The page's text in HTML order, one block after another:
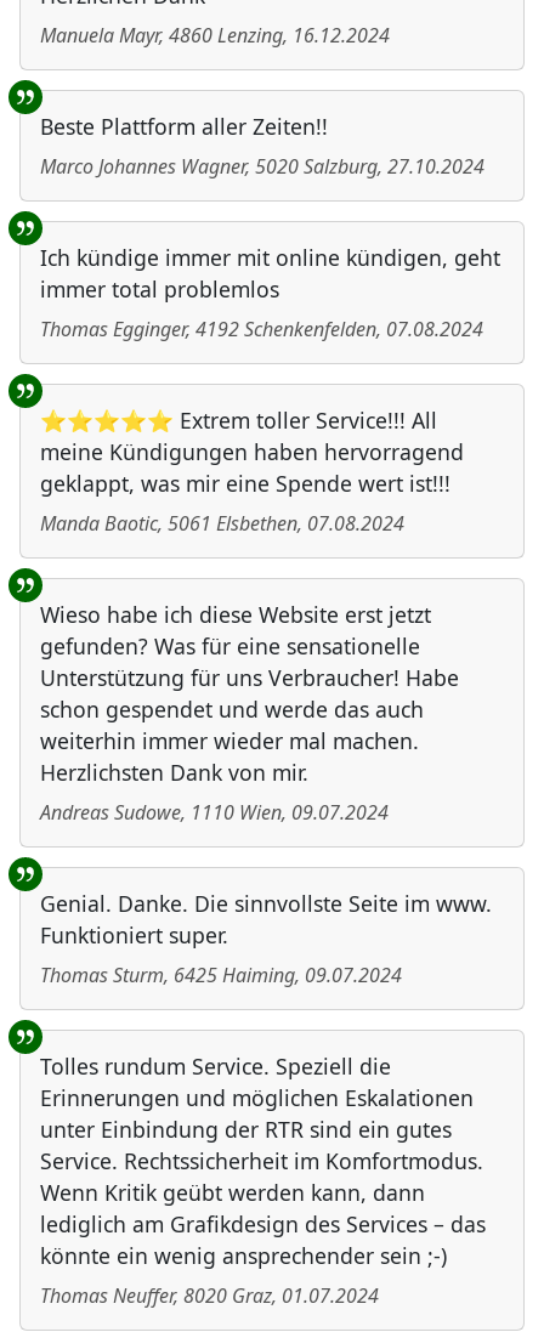
Manuela Mayr, 4860Lenzing, 16.12.2024
Beste Plattform aller Zeiten!!
Marco Johannes Wagner, 5020Salzburg, 27.10.2024
Ich kündige immer mit online kündigen, geht
immer total problemlos
Thomas Egginger, 4192Schenkenfelden, 07.08.2024
⭐⭐⭐⭐⭐ Extrem toller Service!!! All
meine Kündigungen haben hervorragend
geklappt, was mir eine Spende wert ist!!!
Manda Baotic, 5061 Elsbethen, 07.08.2024
Wieso habe ich diese Website erst jetzt
gefunden? Was für eine sensationelle
Unterstützung für uns Verbraucher! Habe
schon gespendet und werde das auch
weiterhin immer wieder mal machen.
Herzlichsten Dank von mir.
Andreas Sudowe, 1110 Wien, 09.07.2024
Genial. Danke. Die sinnvollste Seite im www.
Funktioniert super.
Thomas Sturm, 6425Haiming, 09.07.2024
Tolles rundum Service. Speziell die
Erinnerungen und möglichen Eskalationen
unter Einbindung der RTR sind ein gutes
Service. Rechtssicherheit im Komfortmodus.
Wenn Kritik geübt werden kann, dann
lediglich am Grafikdesign des Services – das
könnte ein wenig ansprechender sein ;-)
Thomas Neuffer, 8020 Graz, 01.07.2024